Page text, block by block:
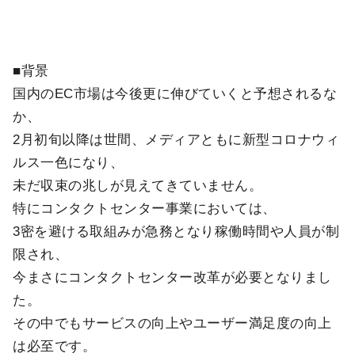
■背景
国内のEC市場は今後更に伸びていくと予想されるな
か、
2月初旬以降は世間、メディアともに新型コロナウィ
ルス一色になり、
未だ収束の兆しが見えてきていません。
特にコンタクトセンター事業においては、
3密を避ける取組みが急務となり稼働時間や人員が制
限され、
今まさにコンタクトセンター改革が必要となりまし
た。
その中でもサービスの向上やユーザー満足度の向上
は必至です。